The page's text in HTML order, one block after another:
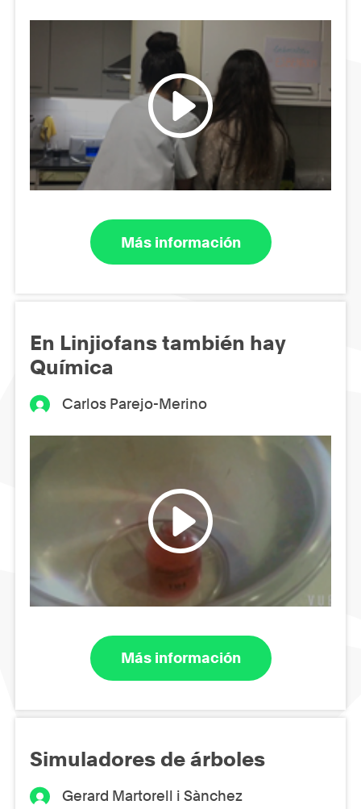
Más información
En Linjiofans también hay
Química
Carlos Parejo-Merino
Más información
Simuladores de árboles
Gerard Martorell i Sànchez